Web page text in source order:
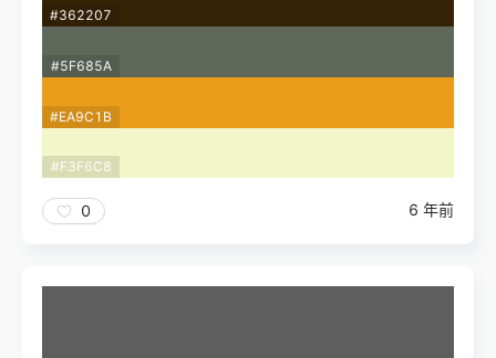
#362207
#5F685A
#EA9C1B
#F3F6C8
0 6 年前